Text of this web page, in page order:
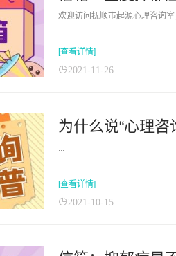
欢迎访问抚顺市起源心理咨询
[查看详情]
2021-11-26
为什么说“心理咨
...
[查看详情]
2021-10-15